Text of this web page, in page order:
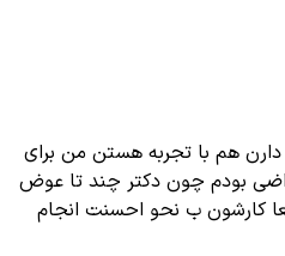
هم با تجربه هستن من برای
بودم چون دکتر چند تا عوض
کارشون ب نحو احسنت انجام